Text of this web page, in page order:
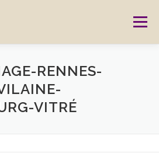
Menu
CARTES CADEAUX
BLOG
RENNES-
VITRÉ